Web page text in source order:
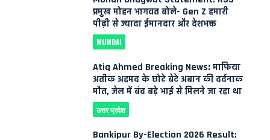
प्रमुख मोहन भागवत बोले- Gen Z हमारी
पीढ़ी से ज्यादा ईमानदार और देशभक्त
MUMBAI
Atiq Ahmed Breaking News: माफिया
अतीक अहमद के छोटे बेटे अबान की दर्दनाक
मौत, जेल में बंद बड़े भाई से मिलने जा रहा था
उत्तर प्रदेश
Bankipur By-Election 2026 Result: